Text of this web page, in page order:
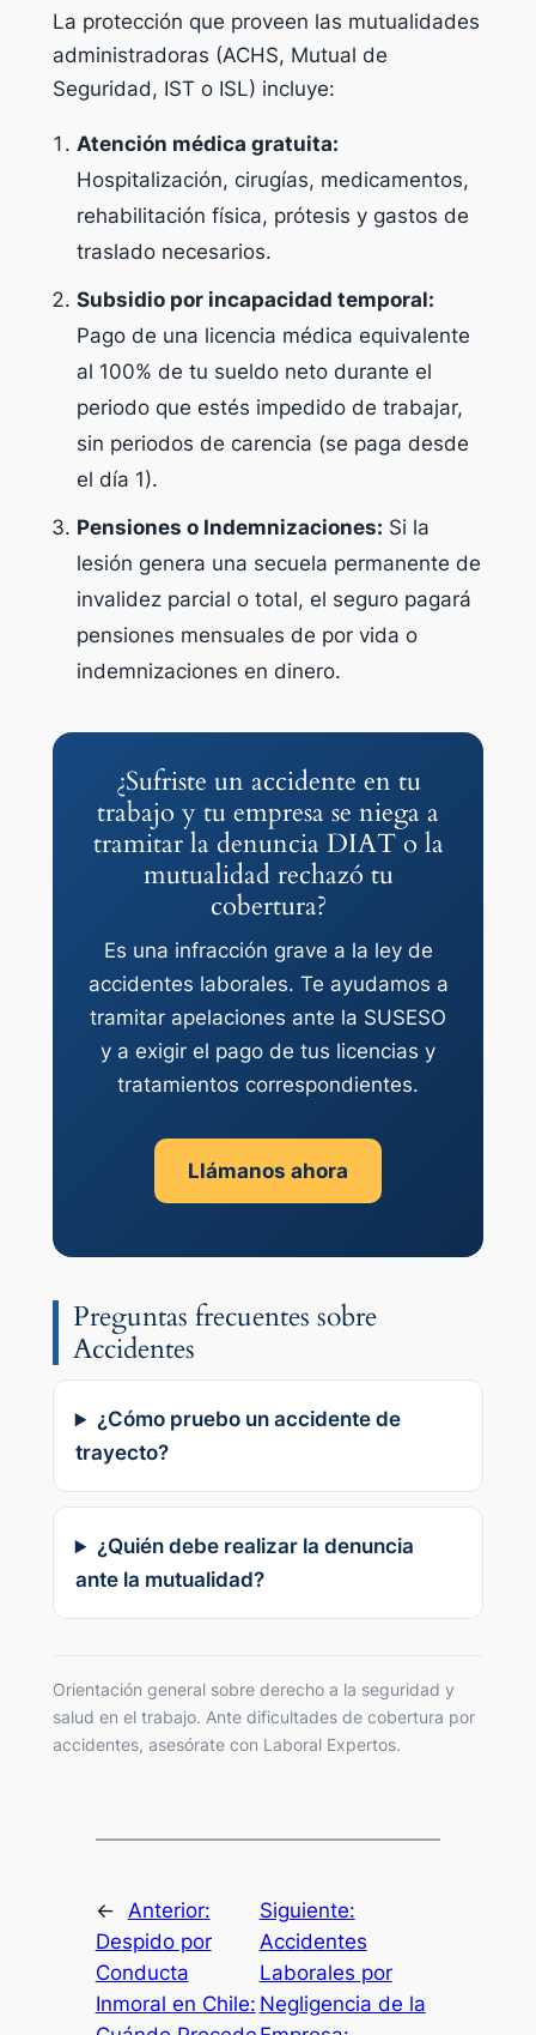
La protección que proveen las mutualidades
administradoras (ACHS, Mutual de
Seguridad, IST o ISL) incluye:
Atención médica gratuita:
Hospitalización, cirugías, medicamentos,
rehabilitación física, prótesis y gastos de
traslado necesarios.
Subsidio por incapacidad temporal:
Pago de una licencia médica equivalente
al 100% de tu sueldo neto durante el
periodo que estés impedido de trabajar,
sin periodos de carencia (se paga desde
el día 1).
Pensiones o Indemnizaciones: Si la
lesión genera una secuela permanente de
invalidez parcial o total, el seguro pagará
pensiones mensuales de por vida o
indemnizaciones en dinero.
¿Sufriste un accidente en tu
trabajo y tu empresa se niega a
tramitar la denuncia DIAT o la
mutualidad rechazó tu
cobertura?
Es una infracción grave a la ley de
accidentes laborales. Te ayudamos a
tramitar apelaciones ante la SUSESO
y a exigir el pago de tus licencias y
tratamientos correspondientes.
Llámanos ahora
Preguntas frecuentes sobre
Accidentes
¿Cómo pruebo un accidente de
trayecto?
¿Quién debe realizar la denuncia
ante la mutualidad?
Orientación general sobre derecho a la seguridad y
salud en el trabajo. Ante dificultades de cobertura por
accidentes, asesórate con Laboral Expertos.
← Anterior:
Despido por
Conducta
Inmoral en Chile:
Siguiente:
Accidentes
Laborales por
Negligencia de la